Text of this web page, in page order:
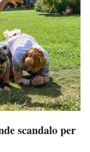
scandalo per